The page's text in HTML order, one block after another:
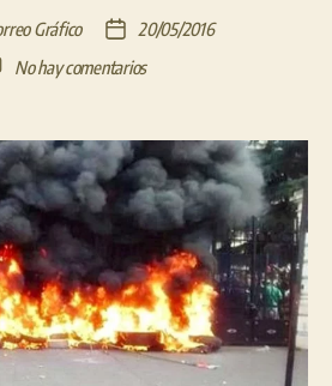
Gráfico
Fecha
de
20/05/2016
No hay comentariosen
en
las
afueras
de
la
Legislatura
30
mil
trabajadores